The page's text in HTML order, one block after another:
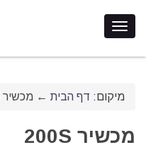
מיקום: דף הבית ← מכשיר 200S
מכשיר 200S